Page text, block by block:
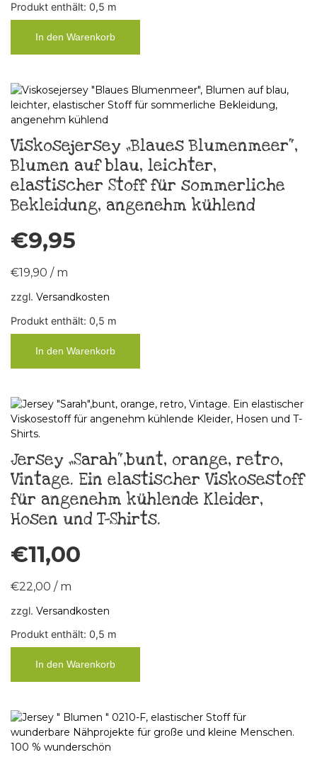
Produkt enthält: 0,5 m
In den Warenkorb
Viskosejersey „Blaues Blumenmeer“,
Blumen auf blau, leichter,
elastischer Stoff für sommerliche
Bekleidung, angenehm kühlend
€9,95
€19,90 / m
zzgl. Versandkosten
Produkt enthält: 0,5 m
In den Warenkorb
Jersey „Sarah“,bunt, orange, retro,
Vintage. Ein elastischer Viskosestoff
für angenehm kühlende Kleider,
Hosen und T-Shirts.
€11,00
€22,00 / m
zzgl. Versandkosten
Produkt enthält: 0,5 m
In den Warenkorb